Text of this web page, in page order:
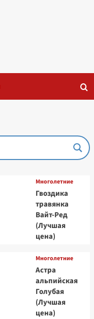
Многолетние
Гвоздика
травянка
Вайт-Ред
(Лучшая
цена)
Многолетние
Астра
альпийская
Голубая
(Лучшая
цена)